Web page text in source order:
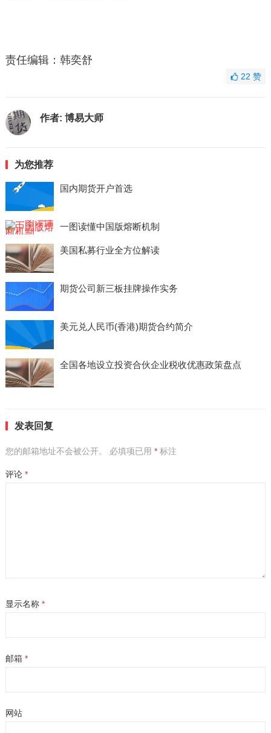
责任编辑：韩奕舒
22赞
作者: 博易大师
为您推荐
国内期货开户首选
一图读懂中国版熔断机制
美国私募行业全方位解读
期货公司新三板挂牌操作实务
美元兑人民币(香港)期货合约简介
全国各地设立投资合伙企业税收优惠政策盘点
发表回复
您的邮箱地址不会被公开。 必填项已用 *标注
评论 *
显示名称 *
邮箱 *
网站